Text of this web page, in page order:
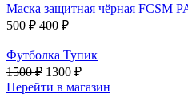
Маска защитная чёрная FCSM
500 ₽ 400 ₽
Футболка Тупик
1500 ₽ 1300 ₽
Перейти в магазин